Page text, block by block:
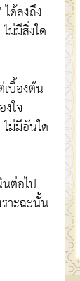
ได้ลงถึง
ม่มีสิ่งใด
บื้องต้น
ใจ
ม่มีอันใด
ต่อไป
าะฉะนั้น